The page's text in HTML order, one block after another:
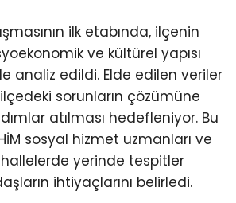
ilk etabında, ilçenin
ve kültürel yapısı
analiz edildi. Elde edilen veriler
sorunların çözümüne
atılması hedefleniyor. Bu
sosyal hizmet uzmanları ve
yerinde tespitler
ihtiyaçlarını belirledi.